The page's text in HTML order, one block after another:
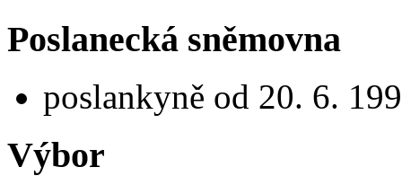
Poslanecká sněmovna
poslankyně od 20. 6.
Výbor